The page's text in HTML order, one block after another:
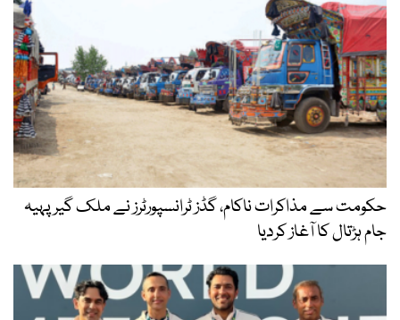
حکومت سے مذاکرات ناکام، گڈز ٹرانسپورٹرز نے ملک گیر پہیہ
جام ہڑتال کا آغاز کردیا